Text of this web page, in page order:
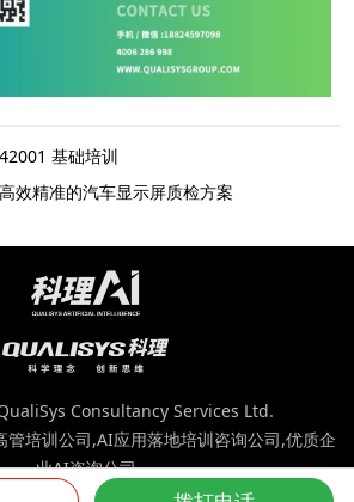
基础培训
效精准的汽车显示屏质检方案
Consultancy Services Ltd.
培训公司,AI应用落地培训咨询公司,优质企
业AI咨询公司
圳）股份有限公司 |
粤ICP备10082873号-5